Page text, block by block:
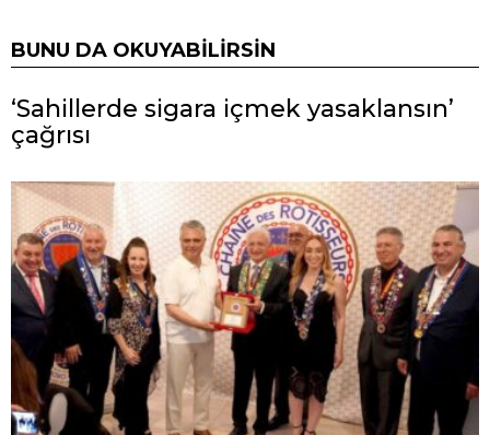
BUNU DA OKUYABILIRSIN
‘Sahillerde sigara içmek yasaklansın’
çağrısı